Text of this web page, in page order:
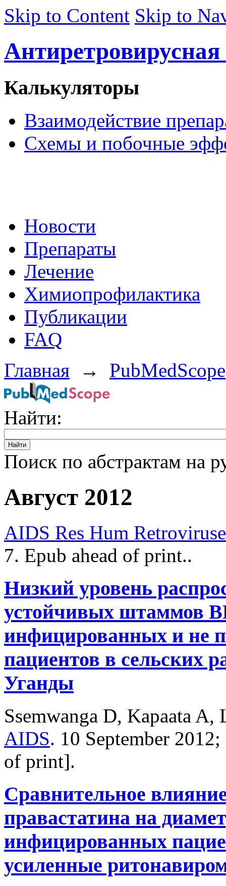
Skip to Content Skip to
Калькуляторы
Взаимодействие
Схемы и побочные
Новости
Препараты
Лечение
Химиопрофилактика
Публикации
FAQ
Главная → PubMedScope
Найти:
Поиск по абстрактам на
Август 2012
AIDS Res Hum
7. Epub ahead of print..
Низкий уровень
устойчивых штаммов
инфицированных и не
пациентов в сельских
Уганды
Ssemwanga D, Kapaata A,
AIDS. 10 September 2012;
of print].
Сравнительное
правастатина на
инфицированных
усиленные